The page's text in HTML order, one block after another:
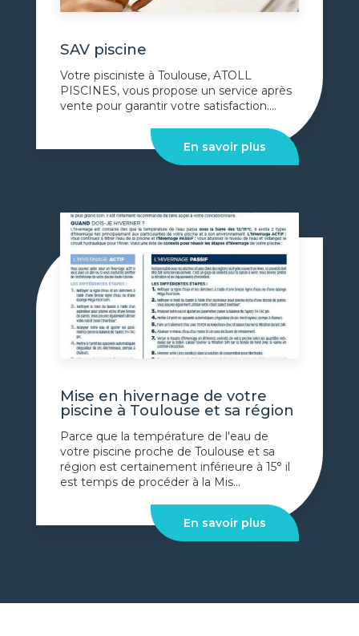
SAV piscine
Votre pisciniste à Toulouse, ATOLL
PISCINES, vous propose un service après
vente pour garantir votre satisfaction....
En savoir plus
Mise en hivernage de votre
piscine à Toulouse et sa région
Parce que la température de l'eau de
votre piscine proche de Toulouse et sa
région est certainement inférieure à 15° il
est temps de procéder à la Mis...
En savoir plus